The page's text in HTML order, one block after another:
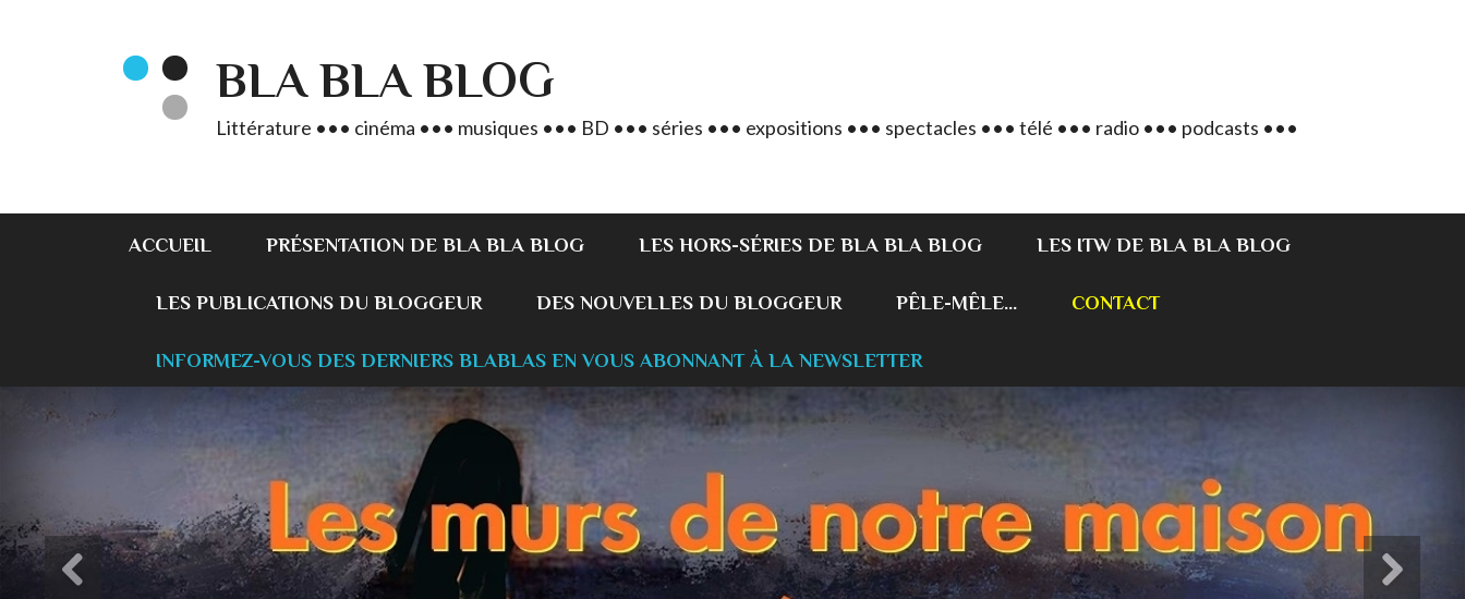
BLA BLA BLOG
Littérature ••• cinéma ••• musiques ••• BD ••• séries ••• expositions ••• spectacles ••• télé ••• radio ••• podcasts •••
ACCUEIL PRÉSENTATION DE BLA BLA BLOG LES HORS-SÉRIES DE BLA BLA BLOG LES ITW DE BLA BLA BLOG
LES PUBLICATIONS DU BLOGGEUR DES NOUVELLES DU BLOGGEUR PÊLE-MÊLE... CONTACT
INFORMEZ-VOUS DES DERNIERS BLABLAS EN VOUS ABONNANT À LA NEWSLETTER